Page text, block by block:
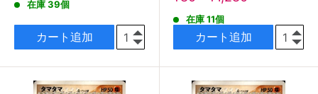
価
在庫 39個
カート追加
価在庫 11個
カート追加